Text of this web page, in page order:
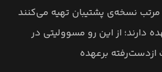
نسخه‌ی پشتیبان تهیه می‌کنند
دارند؛ از این رو مسوولیتی در
ازدست‌رفته برعهده